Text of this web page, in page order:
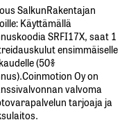
SalkunRakentajan
Käyttämällä​
​SRFI17X,​ ​saat​ ​1
​ensimmäiselle​
​(50%​
Oy on
valvoma
tarjoaja ja